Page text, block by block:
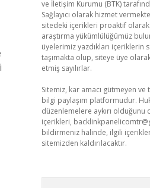
ve İletişim Kurumu (BTK)
Sağlayıcı olarak hizmet
sitedeki içerikleri proaktif
araştırma yükümlülüğümüz
üyelerimiz yazdıkları içeriklerin
taşımakta olup, siteye üye
etmiş sayılırlar.
Sitemiz, kar amacı gütmeyen
bilgi paylaşım platformudur.
düzenlemelere aykırı olduğunu
içerikleri,
bildirmeniz halinde, ilgili
sitemizden kaldırılacaktır.